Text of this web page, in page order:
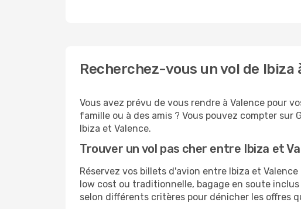
Recherchez-vous un vol de Ibiza
Vous avez prévu de vous rendre à Valence pour
famille ou à des amis ? Vous pouvez compter sur
Ibiza et Valence.
Trouver un vol pas cher entre Ibiza et
Réservez vos billets d'avion entre Ibiza et
low cost ou traditionnelle, bagage en soute
selon différents critères pour dénicher les offres